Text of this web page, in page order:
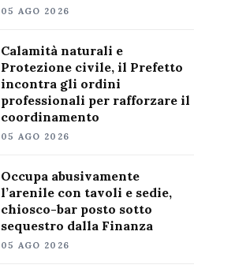
05 AGO 2026
Calamità naturali e
Protezione civile, il Prefetto
incontra gli ordini
professionali per rafforzare il
coordinamento
05 AGO 2026
Occupa abusivamente
l’arenile con tavoli e sedie,
chiosco-bar posto sotto
sequestro dalla Finanza
05 AGO 2026